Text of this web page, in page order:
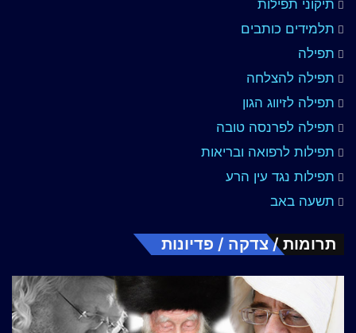
תיקוני תפילות
תלמידים כותבים
תפילה
תפילה להצלחה
תפילה לזיווג הגון
תפילה לפרנסה טובה
תפילות לרפואה ובריאות
תפילות נגד עין הרע
תשעה באב
תרומות / צדקה / פדיונות